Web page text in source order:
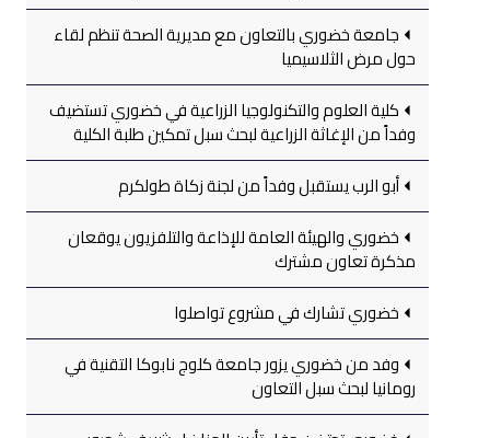
جامعة خضوري بالتعاون مع مديرية الصحة تنظم لقاء
حول مرض الثلاسيميا
كلية العلوم والتكنولوجيا الزراعية في خضوري تستضيف
وفداً من الإغاثة الزراعية لبحث سبل تمكين طلبة الكلية
أبو الرب يستقبل وفداً من لجنة زكاة طولكرم
خضوري والهيئة العامة للإذاعة والتلفزيون يوقعان
مذكرة تعاون مشترك
خضوري تشارك في مشروع تواصلوا
وفد من خضوري يزور جامعة كلوج نابوكا التقنية في
رومانيا لبحث سبل التعاون